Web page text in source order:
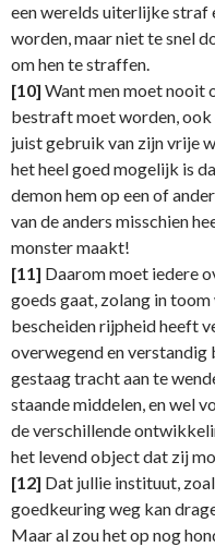
een werelds uiterlijke straf
worden, maar niet te snel
om hen te straffen.
[10] Want men moet nooit
bestraft moet worden, ook
juist gebruik van zijn vrije
het heel goed mogelijk is
demon hem op een of
van de anders misschien
monster maakt!
[11] Daarom moet iedere
goeds gaat, zolang in
bescheiden rijpheid heeft
overwegend en verstandig
gestaag tracht aan te
staande middelen, en wel
de verschillende
het levend object dat zij
[12] Dat jullie instituut,
goedkeuring weg kan
Maar al zou het op nog